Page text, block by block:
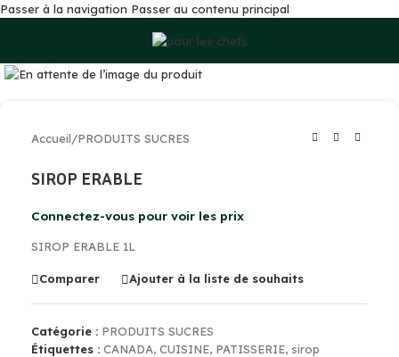
Passer à la navigation Passer au contenu principal
Cliquez pour agrandir
Accueil/PRODUITS SUCRES
SIROP ERABLE
Connectez-vous pour voir les prix
SIROP ERABLE 1L
Comparer Ajouter à la liste de souhaits
Catégorie : PRODUITS SUCRES
Étiquettes : CANADA, CUISINE, PATISSERIE, sirop